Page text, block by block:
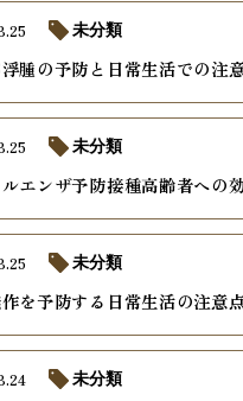
浮腫の予防と日常生活での注
未分類
エンザ予防接種高齢者への
未分類
を予防する日常生活の注意
未分類
未分類